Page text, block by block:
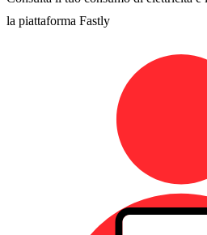
la piattaforma Fastly